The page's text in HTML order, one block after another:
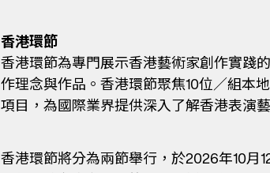
香港環節
香港環節為專門展示香港藝術家創作實踐
作理念與作品。香港環節聚焦10位／組本
項目，為國際業界提供深入了解香港表演
香港環節將分為兩節舉行，於2026年10月